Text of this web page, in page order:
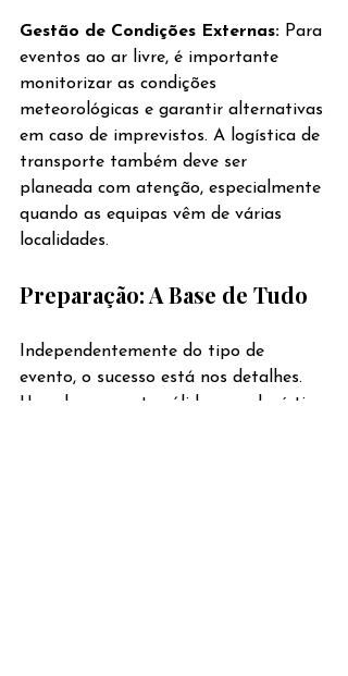
Gestão de Condições Externas: Para
eventos ao ar livre, é importante
monitorizar as condições
meteorológicas e garantir alternativas
em caso de imprevistos. A logística de
transporte também deve ser
planeada com atenção, especialmente
quando as equipas vêm de várias
localidades.
Preparação: A Base de Tudo
Independentemente do tipo de
evento, o sucesso está nos detalhes.
Um planeamento sólido, uma logística